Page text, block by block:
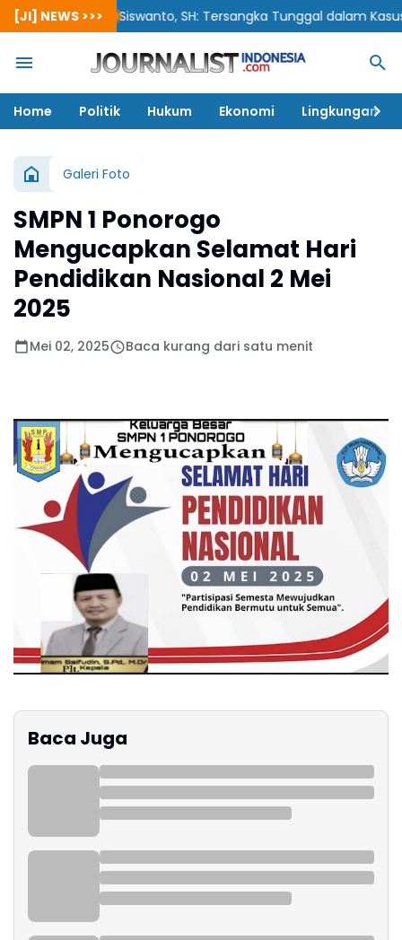
[JI] NEWS >>>Siswanto, SH: Tersangka Tunggal dalam Kasus
Home Politik Hukum Ekonomi Lingkungan
Galeri Foto
SMPN 1 Ponorogo
Mengucapkan Selamat Hari
Pendidikan Nasional 2 Mei
2025
Mei 02, 2025 Baca kurang dari satu menit
Baca Juga